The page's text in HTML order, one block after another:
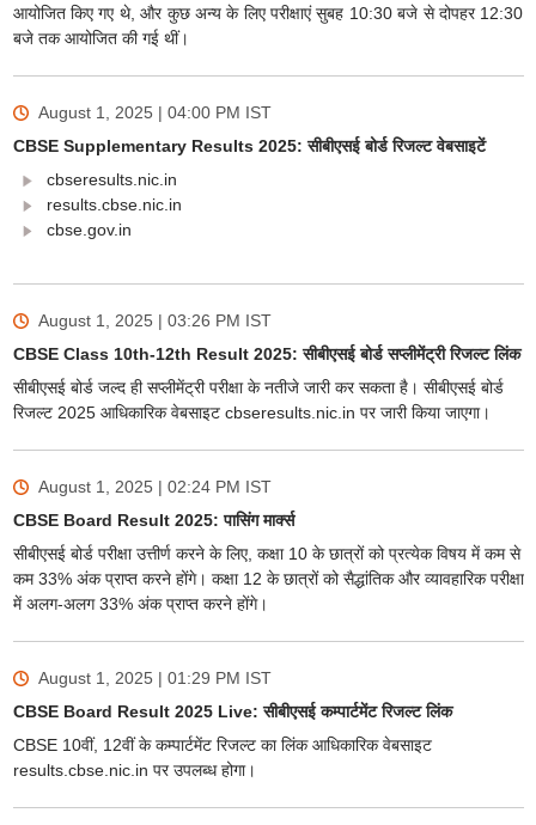
आयोजित किए गए थे, और कुछ अन्य के लिए परीक्षाएं सुबह 10:30 बजे से दोपहर 12:30
बजे तक आयोजित की गई थीं।
August 1, 2025 | 04:00 PM IST
CBSE Supplementary Results 2025: सीबीएसई बोर्ड रिजल्ट वेबसाइटें
cbseresults.nic.in
results.cbse.nic.in
cbse.gov.in
August 1, 2025 | 03:26 PM IST
CBSE Class 10th-12th Result 2025: सीबीएसई बोर्ड सप्लीमेंट्री रिजल्ट लिंक
सीबीएसई बोर्ड जल्द ही सप्लीमेंट्री परीक्षा के नतीजे जारी कर सकता है। सीबीएसई बोर्ड
रिजल्ट 2025 आधिकारिक वेबसाइट cbseresults.nic.in पर जारी किया जाएगा।
August 1, 2025 | 02:24 PM IST
CBSE Board Result 2025: पासिंग मार्क्स
सीबीएसई बोर्ड परीक्षा उत्तीर्ण करने के लिए, कक्षा 10 के छात्रों को प्रत्येक विषय में कम से
कम 33% अंक प्राप्त करने होंगे। कक्षा 12 के छात्रों को सैद्धांतिक और व्यावहारिक परीक्षा
में अलग-अलग 33% अंक प्राप्त करने होंगे।
August 1, 2025 | 01:29 PM IST
CBSE Board Result 2025 Live: सीबीएसई कम्पार्टमेंट रिजल्ट लिंक
CBSE 10वीं, 12वीं के कम्पार्टमेंट रिजल्ट का लिंक आधिकारिक वेबसाइट
results.cbse.nic.in पर उपलब्ध होगा।